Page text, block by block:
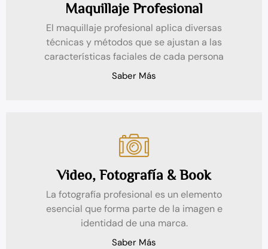
Maquillaje Profesional
El maquillaje profesional aplica diversas
técnicas y métodos que se ajustan a las
características faciales de cada persona
Saber Más
Video, Fotografía & Book
La fotografía profesional es un elemento
esencial que forma parte de la imagen e
identidad de una marca.
Saber Más